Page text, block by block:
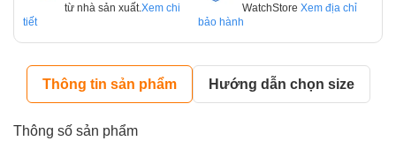
từ nhà sản xuất. Xem chi
tiết
WatchStore Xem địa chỉ
bảo hành
Thông tin sản phẩm Hướng dẫn chọn size
Thông số sản phẩm